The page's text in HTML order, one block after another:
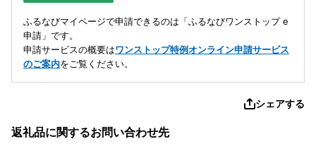
ふるなびマイページで申請できるのは「ふるなびワンストップ e
申請」です。
申請サービスの概要はワンストップ特例オンライン申請サービス
のご案内をご覧ください。
シェアする
返礼品に関するお問い合わせ先